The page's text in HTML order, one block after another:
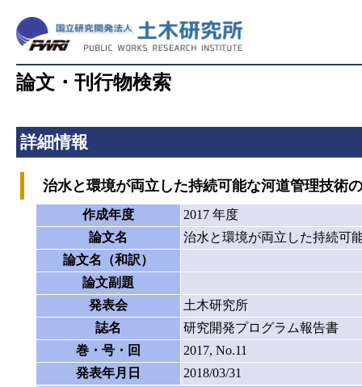
論文・刊行物検索
詳細情報
治水と環境が両立した持続可能な河道管理技術
作成年度
2017 年度
論文名
治水と環境が両立した持続可
論文名（和訳）
論文副題
発表会
土木研究所
誌名
研究開発プログラム報告書
巻・号・回
2017, No.11
発表年月日
2018/03/31